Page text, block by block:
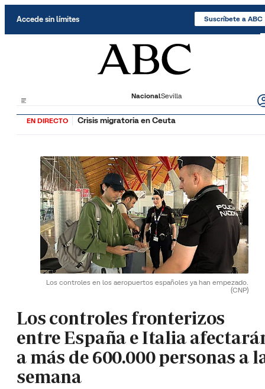
Accede sin límites Suscríbete a ABC
NacionalSevilla
EN DIRECTO Crisis migratoria en Ceuta
Los controles en los aeropuertos españoles ya han empezado.
(CNP)
Los controles fronterizos
entre España e Italia
a más de 600.000 personas a
semana